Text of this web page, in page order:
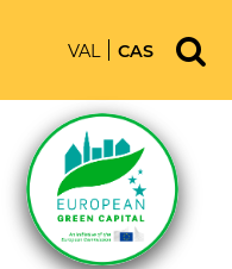
VAL CAS